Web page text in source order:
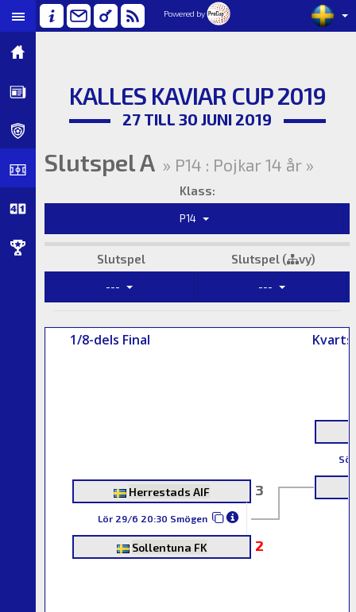
Powered by
KALLES KAVIAR CUP 2019
27 TILL 30 JUNI 2019
Slutspel A » P14 : Pojkar 14 år »
Klass:
P14
Slutspel Slutspel ( vy)
--- ---
1/8-dels Final
Herrestads AIF 3
Lör 29/6 20:30 Smögen
Sollentuna FK 2